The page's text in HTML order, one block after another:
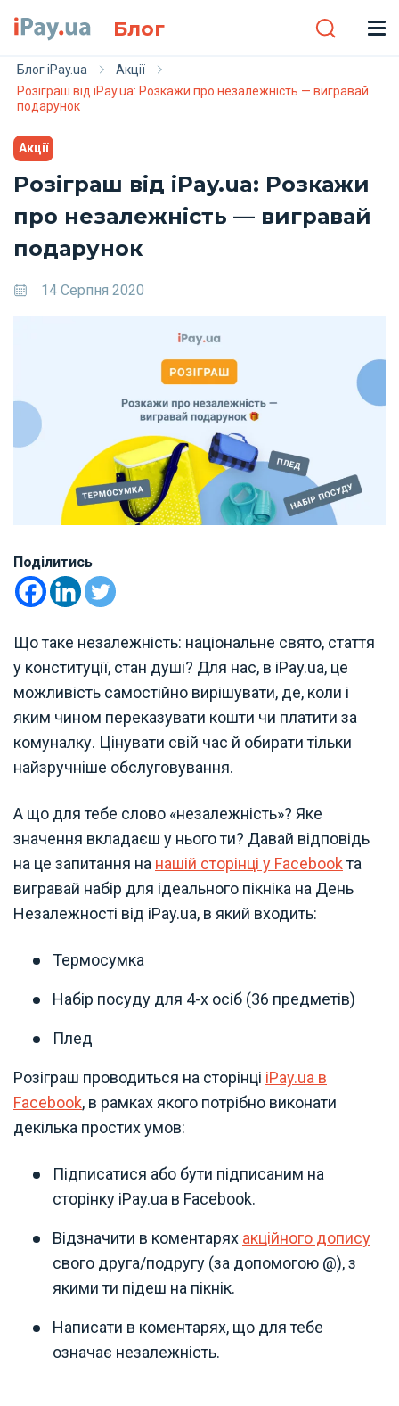
Блог
Блог iPay.ua
Акції
Розіграш від iPay.ua: Розкажи про незалежність — вигравай
подарунок
Акції
Розіграш від iPay.ua: Розкажи
про незалежність — вигравай
подарунок
14 Серпня 2020
Поділитись
Що таке незалежність: національне свято, стаття
у конституції, стан душі? Для нас, в iPay.ua, це
можливість самостійно вирішувати, де, коли і
яким чином переказувати кошти чи платити за
комуналку. Цінувати свій час й обирати тільки
найзручніше обслуговування.
А що для тебе слово «незалежність»? Яке
значення вкладаєш у нього ти? Давай відповідь
на це запитання на нашій сторінці у Facebookта
вигравай набір для ідеального пікніка на День
Незалежності від iPay.ua, в який входить:
Термосумка
Набір посуду для 4-х осіб (36 предметів)
Плед
Розіграш проводиться на сторінці iPay.ua в
Facebook, в рамках якого потрібно виконати
декілька простих умов:
Підписатися або бути підписаним на
сторінку iPay.ua в Facebook.
Відзначити в коментарях акційного допису
свого друга/подругу (за допомогою @), з
якими ти підеш на пікнік.
Написати в коментарях, що для тебе
означає незалежність.